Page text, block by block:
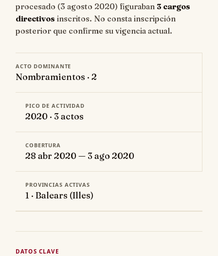
procesado (3 agosto 2020) figuraban 3 cargos
directivos inscritos. No consta inscripción
posterior que confirme su vigencia actual.
ACTO DOMINANTE
Nombramientos · 2
PICO DE ACTIVIDAD
2020 · 3 actos
COBERTURA
28 abr 2020 — 3 ago 2020
PROVINCIAS ACTIVAS
1 · Balears (Illes)
DATOS CLAVE